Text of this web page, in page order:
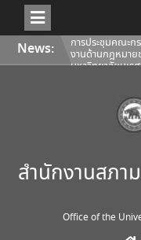
Skip
content
News: การประชุมคณะก
งานด้านกฎหมาย
มหาวิทยาลัยนเร
22/2569 เรื่อง
แพทยศาสตร์
การประชุมคณะ
ประเมินผลฯ ของ
สำนักงานสภา
Office of the